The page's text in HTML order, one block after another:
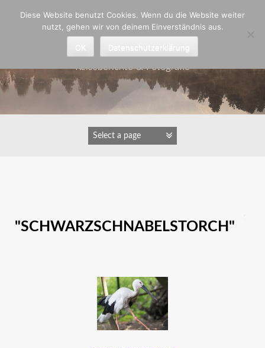
Astrid Padberg
Reiseberichte & Fotografie
"SCHWARZSCHNABELSTORCH"
Diese Website benutzt Cookies. Wenn du die Website weiter
nutzt, gehen wir von deinem Einverständnis aus.